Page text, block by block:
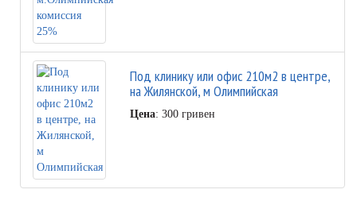
Под клинику или офис 210м2 в центре,
на Жилянской, м Олимпийская
Цена: 300 гривен